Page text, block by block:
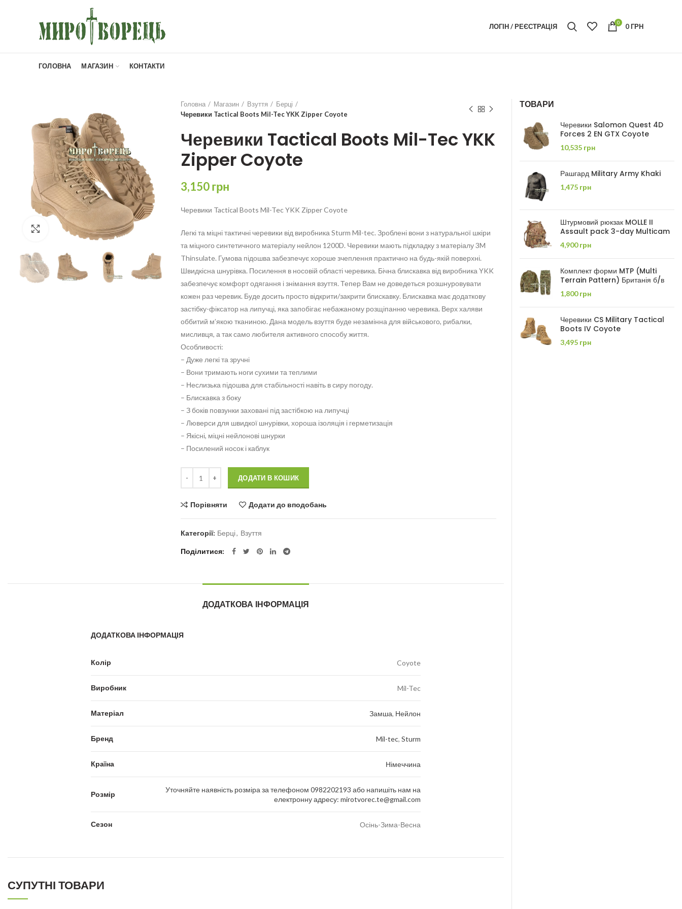
ЛОГІН / РЕЄСТРАЦІЯ 0 0ГРН
ГОЛОВНА МАГАЗИН КОНТАКТИ
Click to enlarge
Головна Магазин Взуття
Берці
Черевики Tactical Boots Mil-Tec YKK Zipper Coyote
Черевики Tactical Boots Mil-Tec YKK
Zipper Coyote
3,150грн
Черевики Tactical Boots Mil-Tec YKK Zipper Coyote
Легкі та міцні тактичні черевики від виробника Sturm Mil-tec. Зроблені вони з натуральної шкіри
та міцного синтетичного матеріалу нейлон 1200D. Черевики мають підкладку з матеріалу 3M
Thinsulate. Гумова підошва забезпечує хороше зчеплення практично на будь-якій поверхні.
Швидкісна шнурівка. Посилення в носовій області черевика. Бічна блискавка від виробника YKK
забезпечує комфорт одягання і знімання взуття. Тепер Вам не доведеться розшнуровувати
кожен раз черевик. Буде досить просто відкрити/закрити блискавку. Блискавка має додаткову
застібку-фіксатор на липучці, яка запобігає небажаному розщіпанню черевика. Верх халяви
оббитий м’якою тканиною. Дана модель взуття буде незамінна для військового, рибалки,
мисливця, а так само любителя активного способу життя.
Особливості:
– Дуже легкі та зручні
– Вони тримають ноги сухими та теплими
– Неслизька підошва для стабільності навіть в сиру погоду.
– Блискавка з боку
– З боків повзунки заховані під застібкою на липучці
– Люверси для швидкої шнурівки, хороша ізоляція і герметизація
– Якісні, міцні нейлонові шнурки
– Посилений носок і каблук
ДОДАТИ В КОШИК
Порівняти Додати до вподобань
Категорії: Берці, Взуття
Поділитися
ДОДАТКОВА ІНФОРМАЦІЯ
ДОДАТКОВА ІНФОРМАЦІЯ
Колір Coyote
Виробник Mil-Tec
Матеріал Замша, Нейлон
Бренд Mil-tec, Sturm
Країна Німеччина
Розмір
Уточняйте наявність розміра за телефоном 0982202193 або напишіть нам на
електронну адресу: mirotvorec.te@gmail.com
Сезон Осінь-Зима-Весна
СУПУТНІ ТОВАРИ
ТОВАРИ
Черевики Salomon Quest 4D
Forces 2 EN GTX Coyote
10,535 грн
Рашгард Military Army Khaki
1,475 грн
Штурмовий рюкзак MOLLE II
Assault pack 3-day Multicam
4,900грн
Комплект форми MTP (Multi
Terrain Pattern) Британія б/в
1,800грн
Черевики CS Military Tactical
Boots IV Coyote
3,495 грн